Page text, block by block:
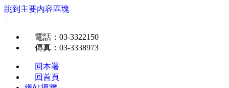
跳到主要內容區塊
電話 ：03-3322150
傳真 ：03-3338973
回本署
回首頁